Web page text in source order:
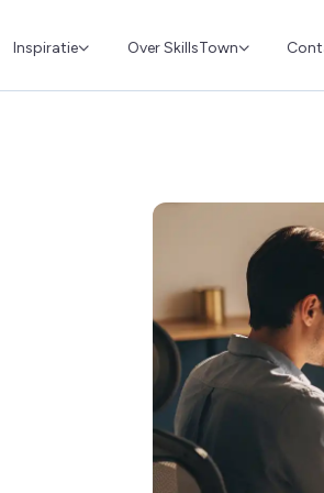
Inspiratie Over SkillsTown